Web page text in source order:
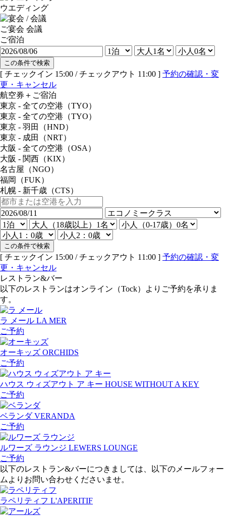
ウエディング
ご宴会 会議
ご宿泊
この条件で検索
[ チェックイン 15:00 / チェックアウト 11:00 ] 予約の確認・変
更・キャンセル
航空券＋ご宿泊
東京 - 全ての空港（TYO）
東京 - 全ての空港（TYO）
東京 - 羽田（HND）
東京 - 成田（NRT）
大阪 - 全ての空港（OSA）
大阪 - 関西（KIX）
名古屋（NGO）
福岡（FUK）
札幌 - 新千歳（CTS）
この条件で検索
[ チェックイン 15:00 / チェックアウト 11:00 ] 予約の確認・変
更・キャンセル
レストラン&バー
以下のレストランはオンライン（Tock）よりご予約を承りま
す。
ラ メール LA MER
ご予約
オーキッズ ORCHIDS
ご予約
ハウス ウィズアウト ア キー HOUSE WITHOUT A KEY
ご予約
ベランダ VERANDA
ご予約
ルワーズ ラウンジ LEWERS LOUNGE
ご予約
以下のレストラン&バーにつきましては、以下のメールフォー
ムよりお問い合わせくださいませ。
ラペリティフ L'APERITIF